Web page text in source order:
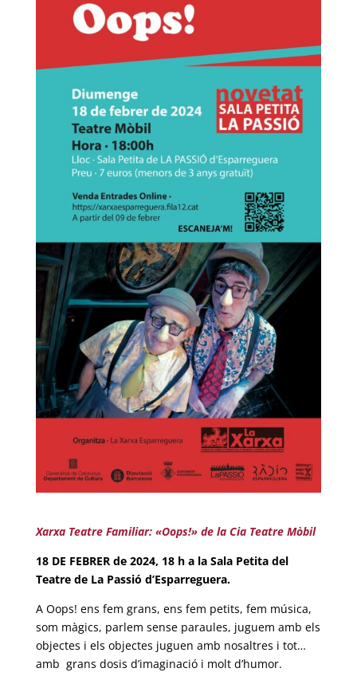
Xarxa Teatre Familiar: «Oops!» de la Cia Teatre Mòbil
18 DE FEBRER de 2024, 18 h a la Sala Petita del
Teatre de La Passió d’Esparreguera.
A Oops! ens fem grans, ens fem petits, fem música,
som màgics, parlem sense paraules, juguem amb els
objectes i els objectes juguen amb nosaltres i tot…
amb grans dosis d’imaginació i molt d’humor.